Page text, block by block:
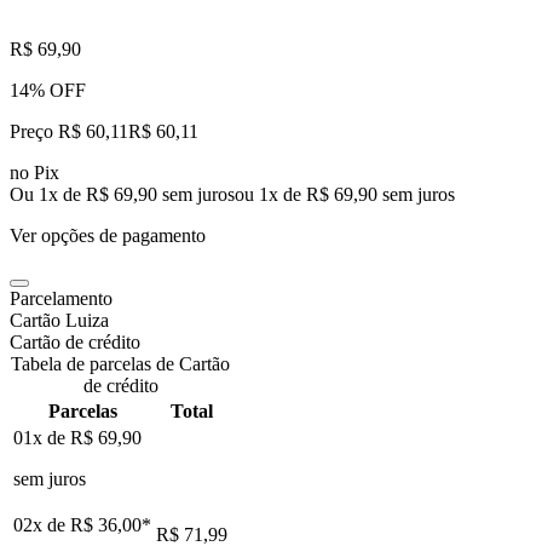
R$ 69,90
14% OFF
Preço R$ 60,11R$ 60,11
no Pix
Ou 1x de R$ 69,90 sem jurosou 1x de R$ 69,90 sem juros
Ver opções de pagamento
Parcelamento
Cartão Luiza
Cartão de crédito
Tabela de parcelas de Cartão
de crédito
Parcelas
Total
01x de R$ 69,90
sem juros
02x de R$ 36,00* R$ 71,99